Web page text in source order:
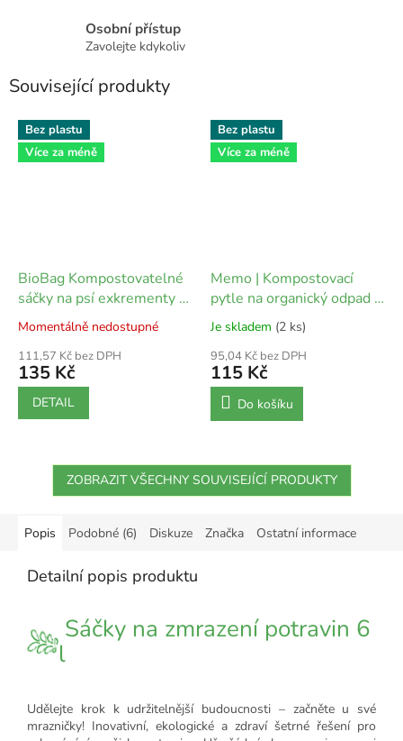
Osobní přístup
Zavolejte kdykoliv
Související produkty
Bez plastu
Více za méně
BioBag Kompostovatelné
sáčky na psí exkrementy -
bezobalová verze (1 blok =
50 pytlů / 200x320mm)
Momentálně nedostupné
111,57 Kč bez DPH
135 Kč
DETAIL
Bez plastu
Více za méně
Memo | Kompostovací
pytle na organický odpad -
10 l (10 ks)
Je skladem (2 ks)
95,04 Kč bez DPH
115 Kč
Do košíku
ZOBRAZIT VŠECHNY SOUVISEJÍCÍ PRODUKTY
Popis Podobné (6) Diskuze Značka Ostatní informace
Detailní popis produktu
Sáčky na zmrazení potravin 6
l
Udělejte krok k udržitelnější budoucnosti – začněte u své
mrazničky! Inovativní, ekologické a zdraví šetrné řešení pro